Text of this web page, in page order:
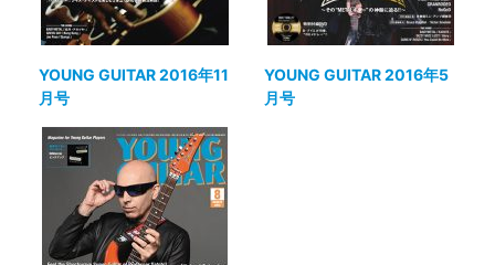
YOUNG GUITAR 2016年11
月号
YOUNG GUITAR 2016年5
月号